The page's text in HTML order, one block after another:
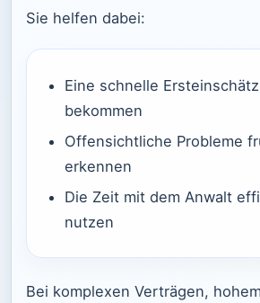
Sie helfen dabei:
Eine schnelle
bekommen
Offensichtliche Probleme
erkennen
Die Zeit mit dem Anwalt
nutzen
Bei komplexen Verträgen, hohem